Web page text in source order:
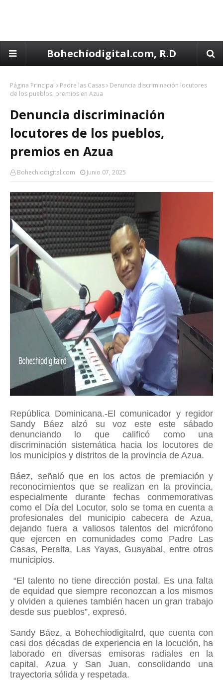
Bohechíodigital.com, R.D
Página Principal Padre las Casas
Denuncia discriminación locutores
de los pueblos, premios en Azua
Denuncia discriminación
locutores de los pueblos,
premios en Azua
Bohechiodigital.com Junio 07, 2025
República Dominicana.-El comunicador y regidor
Sandy Báez alzó su voz este este sábado
denunciando lo que calificó como una
discriminación sistemática hacia los locutores de
los municipios y distritos de la provincia de Azua.
Báez, señaló que en los actos de premiación y
reconocimientos que se realizan en la provincia,
especialmente durante fechas conmemorativas
como el Día del Locutor, solo se toma en cuenta a
profesionales del municipio cabecera de Azua,
dejando fuera a valiosos talentos del micrófono
que ejercen en comunidades como Padre Las
Casas, Peralta, Las Yayas, Guayabal, entre otros
municipios.
“El talento no tiene dirección postal. Es una falta
de equidad que siempre reconozcan a los mismos
y olviden a quienes también hacen un gran trabajo
desde sus pueblos”, expresó.
Sandy Báez, a Bohechiodigitalrd, que cuenta con
casi dos décadas de experiencia en la locución, ha
laborado en diversas emisoras radiales en la
capital, Azua y San Juan, consolidando una
trayectoria sólida y respetada.